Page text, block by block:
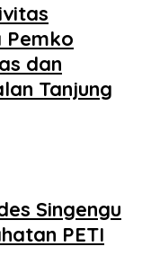
Pemko
dan
Tanjung
Singengu
PETI